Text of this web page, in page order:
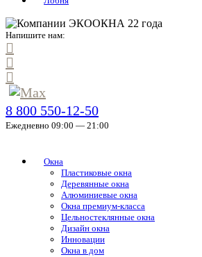
Напишите нам:
8 800 550-12-50
Ежедневно 09:00 — 21:00
Окна
Пластиковые окна
Деревянные окна
Алюминиевые окна
Окна премиум-класса
Цельностеклянные окна
Дизайн окна
Инновации
Окна в дом